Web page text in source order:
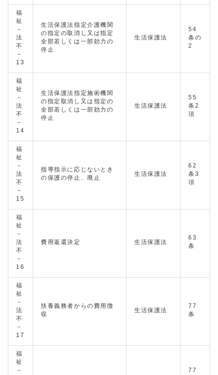
福
祉
－
法
不
－
13
生活保護法指定介護機関
の指定の取消し又は指定
全部若しくは一部効力の
停止
生活保護法
54
条の
2
福
祉
－
法
不
－
14
生活保護法指定施術機関
の指定取消し又は指定の
全部若しくは一部効力の
停止
生活保護法
55
条2
項
福
祉
－
法
不
－
15
指導指示に応じないとき
の保護の停止、廃止
生活保護法
62
条3
項
福
祉
－
法
不
－
16
費用返還決定 生活保護法
63
条
福
祉
－
法
不
－
17
扶養義務者からの費用徴
収
生活保護法
77
条
福
祉
－
77